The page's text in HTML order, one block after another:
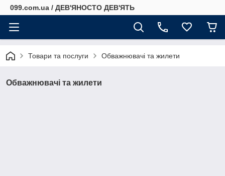
099.com.ua / ДЕВ'ЯНОСТО ДЕВ'ЯТЬ
Товари та послуги Обважнювачі та жилети
Обважнювачі та жилети